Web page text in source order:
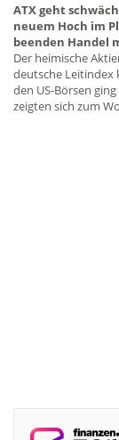
ATX geht
neuem Hoch im
beenden Handel
Der heimische
deutsche Leitindex
den US-Börsen
zeigten sich zum